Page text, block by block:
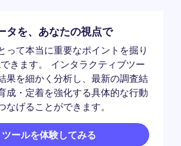
タを、あなたの視点で
って本当に重要なポイントを掘り
きます。 インタラクティブツー
果を細かく分析し、最新の調査結
成・定着を強化する具体的な行動
なげることができます。
ツールを体験してみる